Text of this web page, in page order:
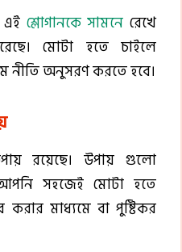
এই শ্লোগানকে সামনে রেখে
মোটা হতে চাইলে
অনুসরণ করতে হবে।
রয়েছে। উপায় গুলো
সহজেই মোটা হতে
মাধ্যমে বা পুষ্টিকর